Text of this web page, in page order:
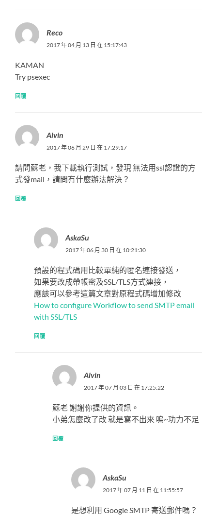
Reco
2017 年 04 月 13 日 在 15:17:43
KAMAN
Try psexec
回覆
Alvin
2017 年 06 月 29 日 在 17:29:17
請問蘇老，我下載執行測試，發現 無法用ssl認證的方
式發mail，請問有什麼辦法解決？
回覆
AskaSu
2017 年 06 月 30 日 在 10:21:30
預設的程式碼用比較單純的匿名連接發送，
如果要改成帶帳密及SSL/TLS方式連接，
應該可以參考這篇文章對原程式碼增加修改
How to configure Workflow to send SMTP email
with SSL/TLS
回覆
Alvin
2017 年 07 月 03 日 在 17:25:22
蘇老 謝謝你提供的資訊。
小弟怎麼改了改 就是寫不出來 嗚~功力不足
回覆
AskaSu
2017 年 07 月 11 日 在 11:55:57
是想利用 Google SMTP 寄送郵件嗎？